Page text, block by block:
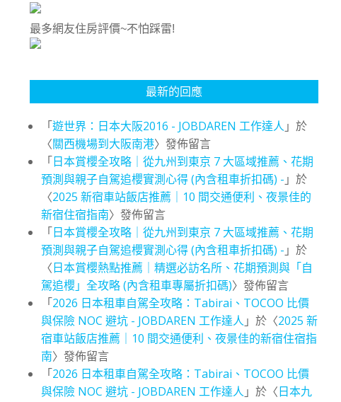
最多網友住房評價~不怕踩雷!
最新的回應
「遊世界：日本大阪2016 - JOBDAREN 工作達人 」於
〈關西機場到大阪南港〉發佈留言
「日本賞櫻全攻略｜從九州到東京 7 大區域推薦、花期
預測與親子自駕追櫻實測心得 (內含租車折扣碼) - 」於
〈2025 新宿車站飯店推薦｜10 間交通便利、夜景佳的
新宿住宿指南〉發佈留言
「日本賞櫻全攻略｜從九州到東京 7 大區域推薦、花期
預測與親子自駕追櫻實測心得 (內含租車折扣碼) - 」於
〈日本賞櫻熱點推薦｜精選必訪名所、花期預測與「自
駕追櫻」全攻略 (內含租車專屬折扣碼)〉發佈留言
「2026 日本租車自駕全攻略：Tabirai、TOCOO 比價
與保險 NOC 避坑 - JOBDAREN 工作達人 」於〈2025 新
宿車站飯店推薦｜10 間交通便利、夜景佳的新宿住宿指
南〉發佈留言
「2026 日本租車自駕全攻略：Tabirai、TOCOO 比價
與保險 NOC 避坑 - JOBDAREN 工作達人 」於〈日本九